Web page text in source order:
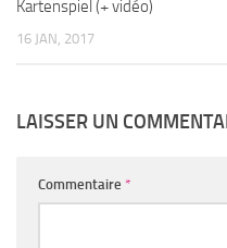
Kartenspiel (+ vidéo)
16 JAN, 2017
LAISSER UN
Commentaire *